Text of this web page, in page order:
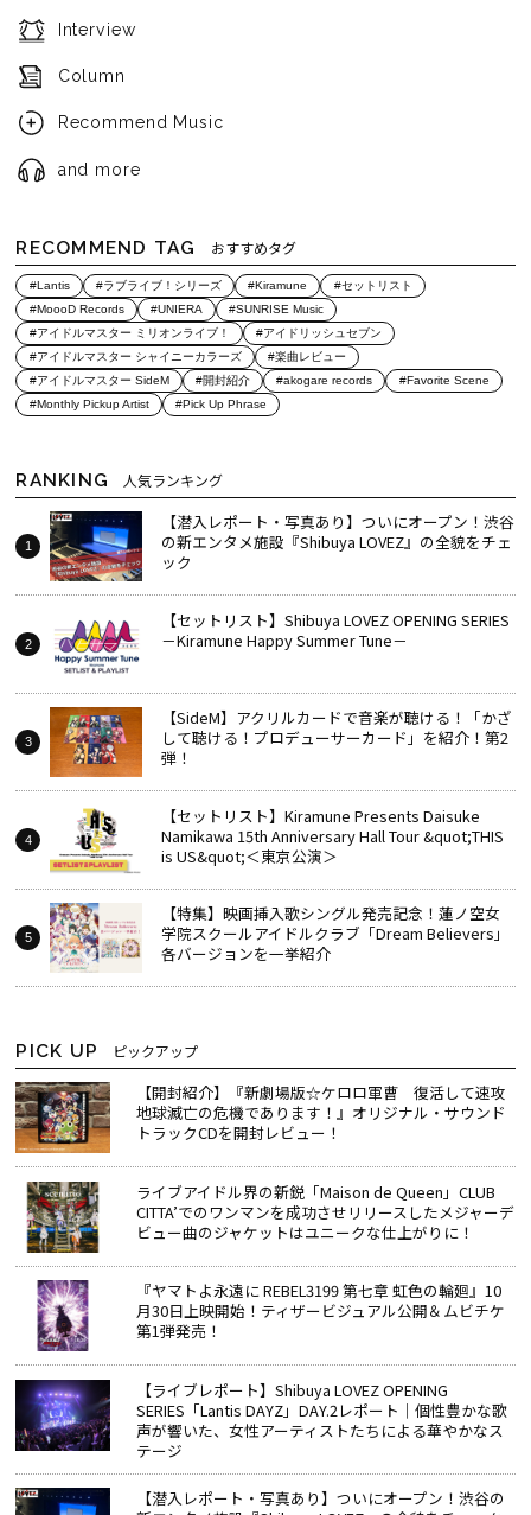
Interview
Column
Recommend Music
and more
RECOMMEND TAG おすすめタグ
#Lantis #ラブライブ！シリーズ #Kiramune
#セットリスト
#MoooD Records
#UNIERA
#SUNRISE Music
#アイドルマスター ミリオンライブ！
#アイドリッシュセブン
#アイドルマスター シャイニーカラーズ
#楽曲レビュー
#アイドルマスター SideM
#開封紹介 #akogare records
#Favorite Scene
#Monthly Pickup Artist
#Pick Up Phrase
RANKING 人気ランキング
【潜入レポート・写真あり】ついにオープン！渋谷
の新エンタメ施設『Shibuya LOVEZ』の全貌をチェ
ック
【セットリスト】Shibuya LOVEZ OPENING SERIES
－Kiramune Happy Summer Tune－
【SideM】アクリルカードで音楽が聴ける！「かざ
して聴ける！プロデューサーカード」を紹介！第2
弾！
【セットリスト】Kiramune Presents Daisuke
Namikawa 15th Anniversary Hall Tour &quot;THIS
is US&quot;＜東京公演＞
【特集】映画挿入歌シングル発売記念！蓮ノ空女
学院スクールアイドルクラブ「Dream Believers」
各バージョンを一挙紹介
PICK UP ピックアップ
【開封紹介】『新劇場版☆ケロロ軍曹 復活して速攻
地球滅亡の危機であります！』オリジナル・サウンド
トラックCDを開封レビュー！
ライブアイドル界の新鋭「Maison de Queen」CLUB
CITTA’でのワンマンを成功させリリースしたメジャーデ
ビュー曲のジャケットはユニークな仕上がりに！
『ヤマトよ永遠に REBEL3199 第七章 虹色の輪廻』10
月30日上映開始！ティザービジュアル公開＆ムビチケ
第1弾発売！
【ライブレポート】Shibuya LOVEZ OPENING
SERIES「Lantis DAYZ」DAY.2レポート｜個性豊かな歌
声が響いた、女性アーティストたちによる華やかなス
テージ
【潜入レポート・写真あり】ついにオープン！渋谷の